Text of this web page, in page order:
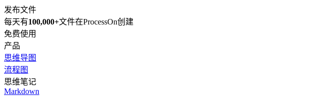
发布文件
每天有100,000+文件在ProcessOn创建
免费使用
产品
思维导图
流程图
思维笔记
Markdown